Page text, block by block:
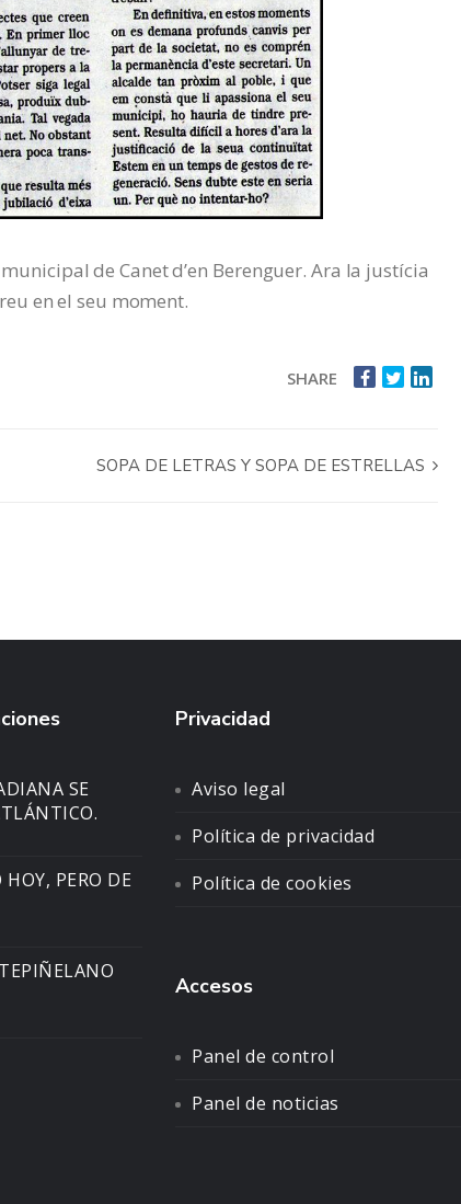
de Canet d’en Berenguer. Ara la justícia
en el seu moment.
SHARE
SOPA DE LETRAS Y SOPA DE ESTRELLAS
SE
PERO DE
Privacidad
Aviso legal
Política de privacidad
Política de cookies
Accesos
Panel de control
Panel de noticias